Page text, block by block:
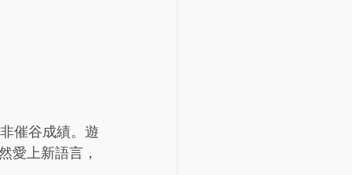
非催谷成績。遊
愛上新語言，